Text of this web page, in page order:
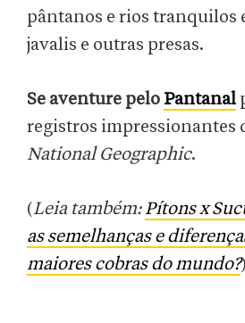
pântanos e rios tranquilos
javalis e outras presas.
Se aventure pelo Pantanal
registros impressionantes
National Geographic.
(Leia também:Pítons x
as semelhanças e
maiores cobras do mundo?)